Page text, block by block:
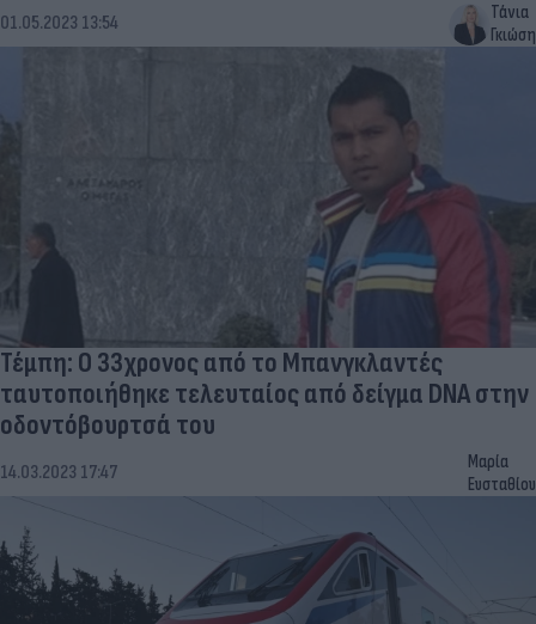
01.05.2023 13:54
Τάνια
Γκιώση
Τέμπη: Ο 33χρονος από το Μπανγκλαντές
ταυτοποιήθηκε τελευταίος από δείγμα DNA στην
οδοντόβουρτσά του
14.03.2023 17:47
Μαρία
Ευσταθίου